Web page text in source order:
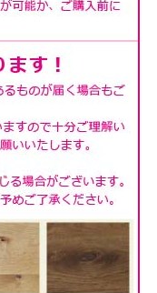
脚部
と支えます。
ことができ、テー
。